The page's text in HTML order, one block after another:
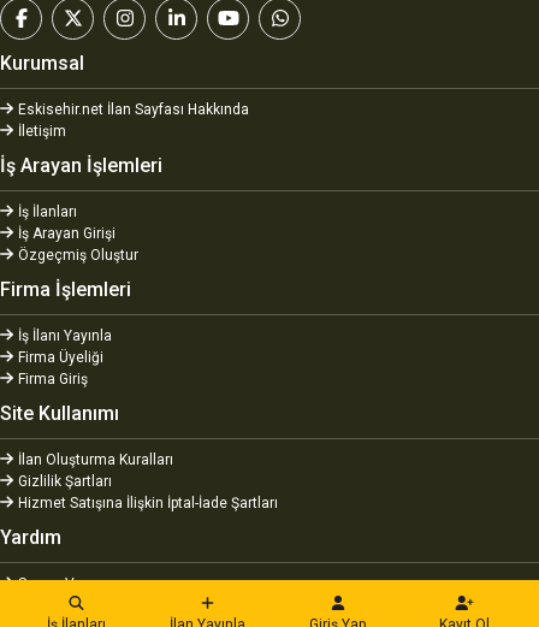
Kurumsal
Eskisehir.net İlan Sayfası Hakkında
İletişim
İş Arayan İşlemleri
İş İlanları
İş Arayan Girişi
Özgeçmiş Oluştur
Firma İşlemleri
İş İlanı Yayınla
Firma Üyeliği
Firma Giriş
Site Kullanımı
İlan Oluşturma Kuralları
Gizlilik Şartları
Hizmet Satışına İlişkin İptal-İade Şartları
Yardım
Sorum Var
Önerim Var